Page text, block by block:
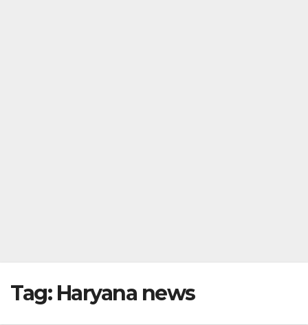
Tag: Haryana news